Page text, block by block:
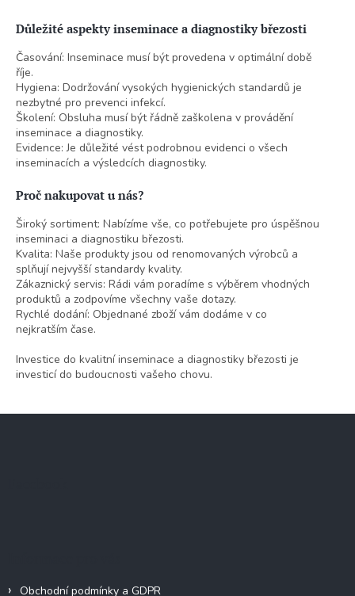
Důležité aspekty inseminace a diagnostiky březosti
Časování: Inseminace musí být provedena v optimální době
říje.
Hygiena: Dodržování vysokých hygienických standardů je
nezbytné pro prevenci infekcí.
Školení: Obsluha musí být řádně zaškolena v provádění
inseminace a diagnostiky.
Evidence: Je důležité vést podrobnou evidenci o všech
inseminacích a výsledcích diagnostiky.
Proč nakupovat u nás?
Široký sortiment: Nabízíme vše, co potřebujete pro úspěšnou
inseminaci a diagnostiku březosti.
Kvalita: Naše produkty jsou od renomovaných výrobců a
splňují nejvyšší standardy kvality.
Zákaznický servis: Rádi vám poradíme s výběrem vhodných
produktů a zodpovíme všechny vaše dotazy.
Rychlé dodání: Objednané zboží vám dodáme v co
nejkratším čase.
Investice do kvalitní inseminace a diagnostiky březosti je
investicí do budoucnosti vašeho chovu.
Z
Obchodní podmínky a GDPR